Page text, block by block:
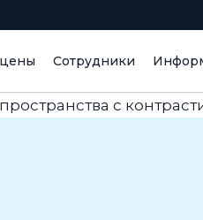
Сотрудники
с